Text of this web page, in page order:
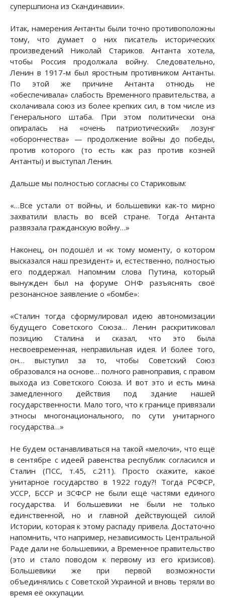
супершпиона из Скандинавии».
Итак, намерения Антанты были точно противоположны
тому, что думает о них писатель исторических
произведений Николай Стариков. Антанта хотела,
чтобы Россия продолжала войну. Следовательно,
Ленин в 1917-м был яростным противником Антанты.
По этой же причине Антанта отнюдь не
«обеспечивала» слабость Временного правительства, а
сколачивала союз из более крепких сил, в том числе из
Генерального штаба. При этом политически она
опиралась на «очень патриотический» лозунг
«оборончества» — продолжение войны до победы,
против которого (то есть как раз против козней
Антанты) и выступал Ленин.
Дальше мы полностью согласны со Стариковым:
«…Все устали от войны, и большевики как-то мирно
захватили власть во всей стране. Тогда Антанта
развязала гражданскую войну…»
Наконец, он подошёл и «к тому моменту, о котором
высказался наш президент» и, естественно, полностью
его поддержал. Напомним слова Путина, который
вынужден был на форуме ОНФ разъяснять своё
резонансное заявление о «бомбе»:
«Сталин тогда сформулировал идею автономизации
будущего Советского Союза… Ленин раскритиковал
позицию Сталина и сказал, что это была
несвоевременная, неправильная идея. И более того,
он… выступил за то, чтобы Советский Союз
образовался на основе… полного равноправия, с правом
выхода из Советского Союза. И вот это и есть мина
замедленного действия под здание нашей
государственности. Мало того, что к границе привязали
этносы многонационального, по сути унитарного
государства…»
Не будем останавливаться на такой «мелочи», что ещё
в сентябре с идеей равенства республик согласился и
Сталин (ПСС, т.45, с.211). Просто скажите, какое
унитарное государство в 1922 году?! Тогда РСФСР,
УССР, БССР и ЗСФСР не были ещё частями единого
государства. И большевики не были не только
единственной, но и главной действующей силой
Истории, которая к этому распаду привела. Достаточно
напомнить, что например, независимость Центральной
Раде дали не большевики, а Временное правительство
(это и стало поводом к первому из его кризисов).
Большевики же при первой возможности
объединялись с Советской Украиной и вновь теряли во
время её оккупации.